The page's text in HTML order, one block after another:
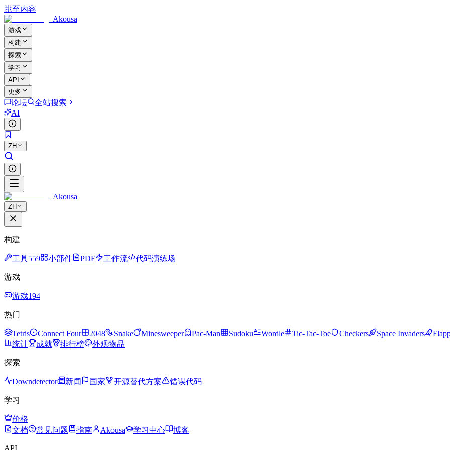
跳至内容
Akousa
游戏
构建
探索
学习
API
更多
论坛
全站搜索
AI
ZH
Akousa
ZH
构建
工具559 小部件 PDF 工作流 代码演练场
游戏
游戏194
热门
Tetris Connect Four 2048 Snake Minesweeper Pac-Man Sudoku Wordle Tic-Tac-Toe Checkers Space Invaders
统计
成就 排行榜 外观物品
探索
Downdetector 新闻 国家 开源替代方案 错误代码
学习
价格
文档
常见问题 指南 Akousa 学习中心 博客
API